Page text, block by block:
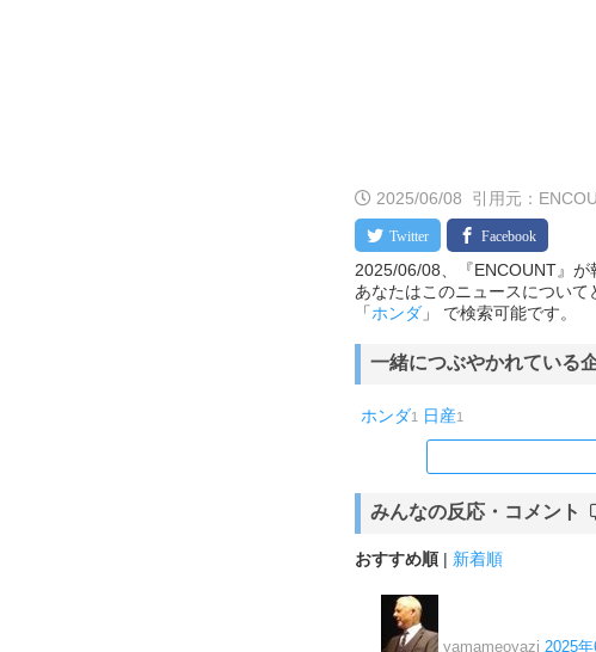
2025/06/08 引用元：
2025/06/08、『ENCOUNT』
あなたはこのニュースについ
「ホンダ 」 で検索可能です。
一緒につぶやかれている
ホンダ1 日産1
みんなの反応・コメント
おすすめ順 | 新着順
yamameoyazi 2025